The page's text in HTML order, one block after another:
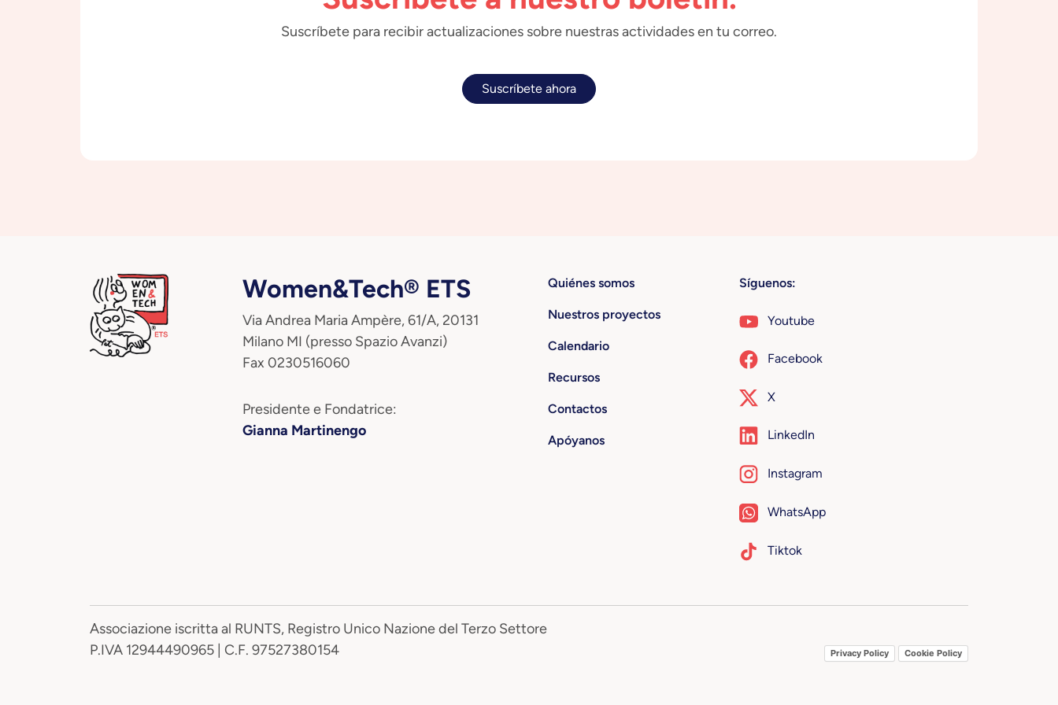
Suscríbete para recibir actualizaciones sobre nuestras actividades en tu correo.
Suscríbete ahora
Women&Tech® ETS
Via Andrea Maria Ampère, 61/A, 20131
Milano MI (presso Spazio Avanzi)
Fax 0230516060
Presidente e Fondatrice:
Gianna Martinengo
Quiénes somos
Nuestros proyectos
Calendario
Recursos
Contactos
Apóyanos
Síguenos:
Youtube
Facebook
X
LinkedIn
Instagram
WhatsApp
Tiktok
Associazione iscritta al RUNTS, Registro Unico Nazione del Terzo Settore
P.IVA 12944490965 | C.F. 97527380154
Privacy Policy Cookie Policy